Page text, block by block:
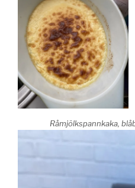
Råmjölkspannkaka,